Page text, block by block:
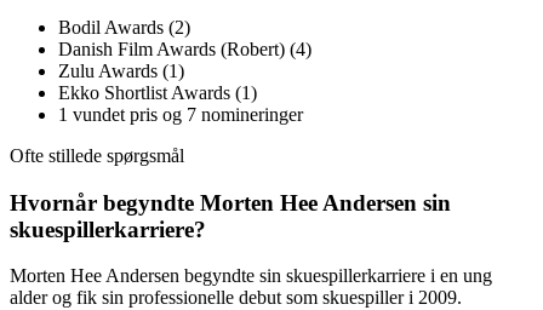
Bodil Awards (2)
Danish Film Awards (Robert) (4)
Zulu Awards (1)
Ekko Shortlist Awards (1)
1 vundet pris og 7 nomineringer
Ofte stillede spørgsmål
Hvornår begyndte Morten Hee Andersen sin
skuespillerkarriere?
Morten Hee Andersen begyndte sin skuespillerkarriere i en ung
alder og fik sin professionelle debut som skuespiller i 2009.